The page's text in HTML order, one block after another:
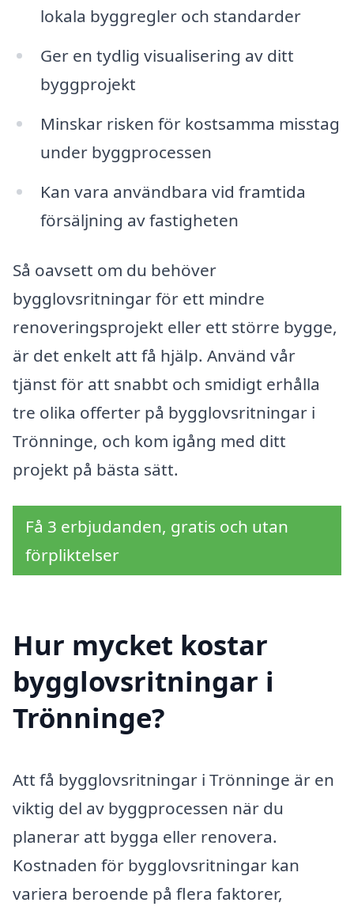
lokala byggregler och standarder
Ger en tydlig visualisering av ditt
byggprojekt
Minskar risken för kostsamma misstag
under byggprocessen
Kan vara användbara vid framtida
försäljning av fastigheten
Så oavsett om du behöver
bygglovsritningar för ett mindre
renoveringsprojekt eller ett större bygge,
är det enkelt att få hjälp. Använd vår
tjänst för att snabbt och smidigt erhålla
tre olika offerter på bygglovsritningar i
Trönninge, och kom igång med ditt
projekt på bästa sätt.
Få 3 erbjudanden, gratis och utan
förpliktelser
Hur mycket kostar
bygglovsritningar i
Trönninge?
Att få bygglovsritningar i Trönninge är en
viktig del av byggprocessen när du
planerar att bygga eller renovera.
Kostnaden för bygglovsritningar kan
variera beroende på flera faktorer,